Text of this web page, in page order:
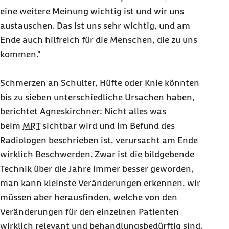
hunderte Konzerte und trat schon mit Peter Maffay auf. Die langen
Arbeitszeiten im Stehen bereiteten ihm aber zunehmend
Probleme. Sein Arzt diagnostizierte bei ihm eine leichte
Kniearthrose. Er bekam Physiotherapie und Akupunktur. Doch
auf der Bühne zusammenbrach, zog er die Reißleine. Es folgte die
berufsunfähig. In mehreren Orthopädiepraxen wurde er wegen
seiner Schmerzen behandelt, im Frühjahr dann der Meniskus
entfernt.
Musik ist nicht nur sein Beruf, sondern sein Leben
leichte O-Bein-Stellung hatte und dadurch sein rechtes, inneres
Kniegelenk abgenutzt war. Ein Schmerztherapeut verwies ihn
schließlich an die
g:oh. Dort hatte er zum ersten Mal das Gefühl,
gründlich untersucht zu werden. Es wurden Röntgenbilder aus
eine weitere Meinung wichtig ist und wir uns
austauschen. Das ist uns sehr wichtig, und am
Ende auch hilfreich für die Menschen, die zu uns
kommen."
Schmerzen an Schulter, Hüfte oder Knie könnten
bis zu sieben unterschiedliche Ursachen haben,
berichtet Agneskirchner: Nicht alles was
beim MRTsichtbar wird und im Befund des
Radiologen beschrieben ist, verursacht am Ende
wirklich Beschwerden. Zwar ist die bildgebende
Technik über die Jahre immer besser geworden,
man kann kleinste Veränderungen erkennen, wir
müssen aber herausfinden, welche von den
Veränderungen für den einzelnen Patienten
wirklich relevant und behandlungsbedürftig sind.